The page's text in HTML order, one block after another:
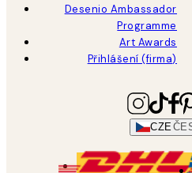
Desenio Ambassador
Programme
Art Awards
Přihlášení (firma)
CZE